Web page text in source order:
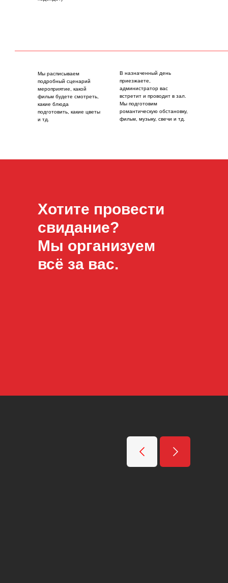
Мы расписываем
подробный сценарий
мероприятие, какой
фильм будете смотреть,
какие блюда
подготовить, какие цветы
и тд.
В назначенный день
приезжаете,
администратор вас
встретит и проводит в зал.
Мы подготовим
романтическую обстановку,
фильм, музыку, свечи и тд.
Хотите провести
свидание?
Мы организуем
всё за вас.